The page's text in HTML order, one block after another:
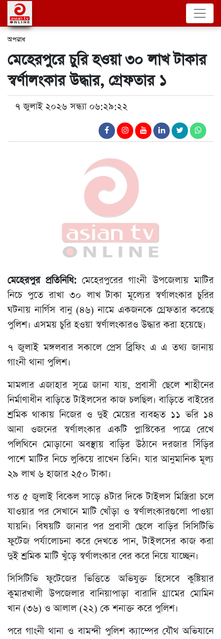
অপরাধ
মেহেরপুরে চুরি হওয়া ৩০ লাখ টাকার
স্বর্ণালংকার উদ্ধার, গ্রেফতার ১
৭ জুলাই ২০২৬ সন্ধ্যা ০৬:২৯:২২
মেহেরপুর প্রতিনিধি: মেহেরপুরের গাংনী উপজেলায় মাটির
নিচে পুতে রাখা ৩০ লাখ টাকা মূল্যের স্বর্ণালংকার চুরির
ঘটনায় নার্গিস বানু (৪৬) নামে একজনকে গ্রেফতার করেছে
পুলিশ। এসময় চুরি হওয়া স্বর্ণালংকারও উদ্ধার করা হয়েছে।
৭ জুলাই মঙ্গলবার সকালে প্রেস ব্রিফিং এ এ তথ্য জানায়
গাংনী থানা পুলিশ।
মামলার এজাহার সূত্রে জানা যায়, প্রবাসী ছেলে শাহীনের
নির্মাণাধীন বাড়িতে টাইলসের কাজ চলছিল। বাড়িতে বাইরের
শ্রমিক থাকায় নিজের ও দুই মেয়ের ব্যবহৃত ১১ ভরি ১৪
আনা ওজনের স্বর্ণালংকার একটি প্লাস্টিকের পাত্রে রেখে
পলিথিনে মোড়ানো অবস্থায় বাড়ির উঠানে দরজার সিঁড়ির
পাশে মাটির নিচে লুকিয়ে রাখেন তিনি। যার আনুমানিক মূল্য
২৯ লাখ ৬ হাজার ২৫০ টাকা।
গত ৫ জুলাই বিকেল সাড়ে ৪টার দিকে টাইলস মিস্ত্রিরা চলে
যাওয়ার পর সেখানে মাটি খোঁড়া ও স্বর্ণালংকারগুলো পাওয়া
যায়নি। বিষয়টি জানার পর প্রবাসী ছেলে বাড়ির সিসিটিভি
ফুটেজ পর্যালোচনা করে দেখতে পান, টাইলসের কাজ করা
দুই শ্রমিক মাটি খুঁড়ে স্বর্ণালংকার বের করে নিয়ে যাচ্ছেন।
সিসিটিভি ফুটেজের ভিত্তিতে অভিযুক্ত হিসেবে কুষ্টিয়ার
কুমারখালী উপজেলার বানিয়াপাড়া বারাদি গ্রামের মোমিন
খান (৩৬) ও আলাল (২২) কে শনাক্ত করে পুলিশ।
পরে গাংনী থানা ও বামন্দী পুলিশ ক্যাম্পের যৌথ অভিযানে